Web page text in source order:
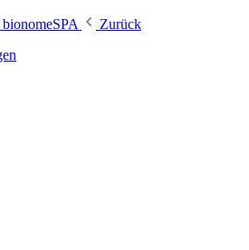
bionomeSPA
Zurück